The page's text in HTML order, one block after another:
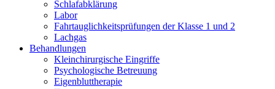
Schlafabklärung
Labor
Fahrtauglichkeitsprüfungen der Klasse 1 und 2
Lachgas
Behandlungen
Kleinchirurgische Eingriffe
Psychologische Betreuung
Eigenbluttherapie